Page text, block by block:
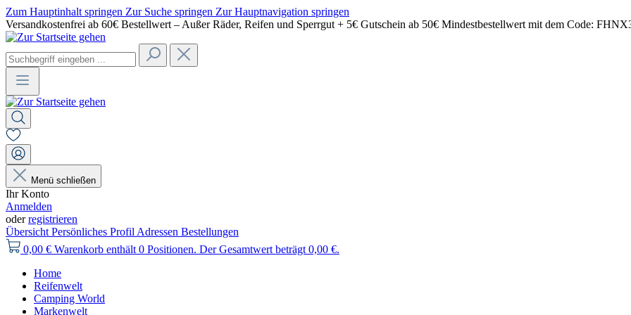
Zum Hauptinhalt springen Zur Suche springen Zur Hauptnavigation springen
Versandkostenfrei ab 60€ Bestellwert – Außer Räder, Reifen und Sperrgut + 5€ Gutschein ab 50€ Mindestbestellwert mit dem Code:
Menü schließen
Ihr Konto
Anmelden
oderregistrieren
Übersicht Persönliches Profil Adressen Bestellungen
0,00 € Warenkorb enthält 0 Positionen. Der Gesamtwert beträgt 0,00 €.
Home
Reifenwelt
Camping World
Markenwelt